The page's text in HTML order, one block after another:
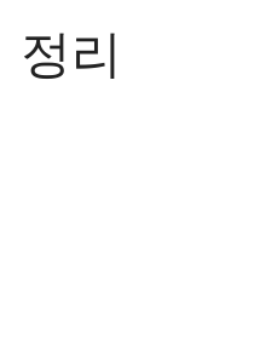
정리